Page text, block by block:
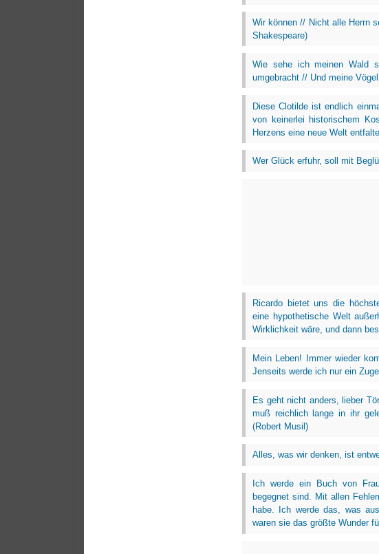
Wir können // Nicht alle Herrn
Shakespeare)
Wie sehe ich meinen Wald
umgebracht // Und meine
Diese Clotilde ist endlich
von keinerlei historischem
Herzens eine neue Welt
Wer Glück erfuhr, soll mit
Ricardo bietet uns die
eine hypothetische Welt
Wirklichkeit wäre, und dann
Mein Leben! Immer wieder
Jenseits werde ich nur ein
Es geht nicht anders, lieber
muß reichlich lange in ihr
(Robert Musil)
Alles, was wir denken, ist
Ich werde ein Buch von
begegnet sind. Mit allen
habe. Ich werde das, was
waren sie das größte Wunder